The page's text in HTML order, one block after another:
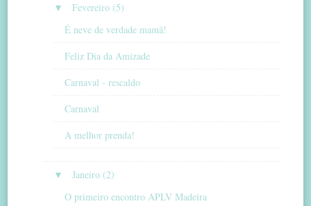
▼
Fevereiro (5)
É neve de verdade mamã!
Feliz Dia da Amizade
Carnaval - rescaldo
Carnaval
A melhor prenda!
▼
Janeiro (2)
O primeiro encontro APLV Madeira